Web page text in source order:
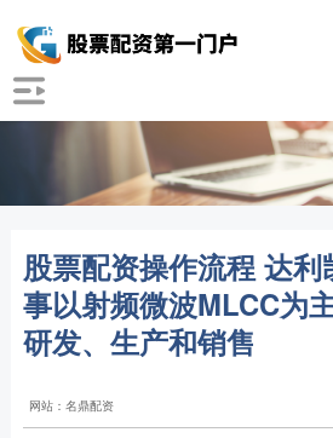
股票配资操作流程 达
事以射频微波MLCC为
研发、生产和销售
网站：名鼎配资